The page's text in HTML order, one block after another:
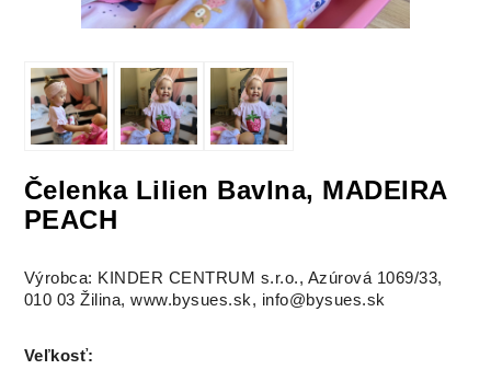
Čelenka Lilien Bavlna, MADEIRA
PEACH
Výrobca: KINDER CENTRUM s.r.o., Azúrová 1069/33,
010 03 Žilina, www.bysues.sk, info@bysues.sk
Veľkosť: